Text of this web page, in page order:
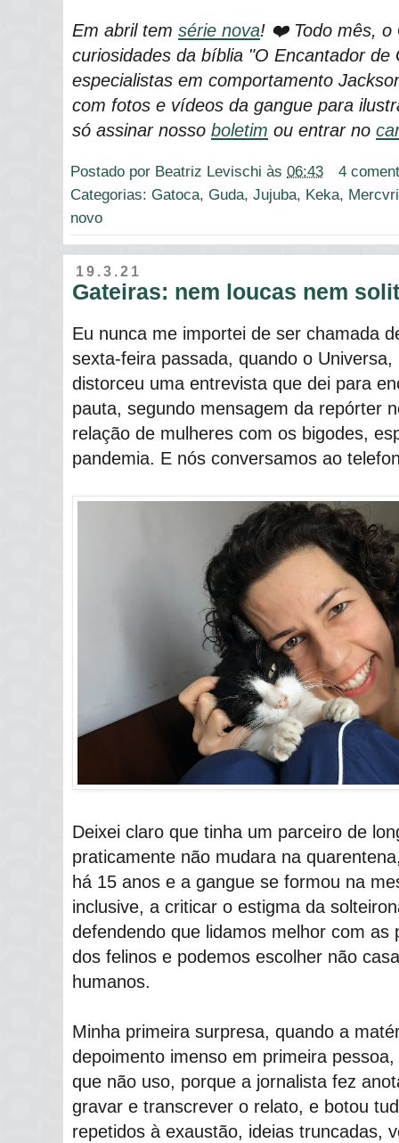
Em abril tem série nova! ❤️ Todo mês, o
curiosidades da bíblia "O Encantador de
especialistas em comportamento
com fotos e vídeos da gangue para
só assinar nosso boletim ou entrar no
Postado por Beatriz Levischi às 06:43
4
Categorias: Gatoca, Guda, Jujuba, Keka,
novo
19.3.21
Gateiras: nem loucas nem
Eu nunca me importei de ser chamada
sexta-feira passada, quando o
distorceu uma entrevista que dei para
pauta, segundo mensagem da repórter
relação de mulheres com os bigodes,
pandemia. E nós conversamos ao
Deixei claro que tinha um parceiro de
praticamente não mudara na
há 15 anos e a gangue se formou na
inclusive, a criticar o estigma da
defendendo que lidamos melhor com as
dos felinos e podemos escolher não
humanos.
Minha primeira surpresa, quando a
depoimento imenso em primeira
que não uso, porque a jornalista fez
gravar e transcrever o relato, e botou
repetidos à exaustão, ideias truncadas,